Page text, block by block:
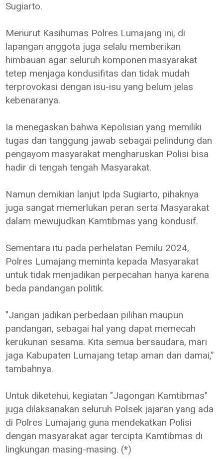
Sugiarto.
Menurut Kasihumas Polres Lumajang ini, di
lapangan anggota juga selalu memberikan
himbauan agar seluruh komponen masyarakat
tetep menjaga kondusifitas dan tidak mudah
terprovokasi dengan isu-isu yang belum jelas
kebenaranya.
Ia menegaskan bahwa Kepolisian yang memiliki
tugas dan tanggung jawab sebagai pelindung dan
pengayom masyarakat mengharuskan Polisi bisa
hadir di tengah tengah Masyarakat.
Namun demikian lanjut Ipda Sugiarto, pihaknya
juga sangat memerlukan peran serta Masyarakat
dalam mewujudkan Kamtibmas yang kondusif.
Sementara itu pada perhelatan Pemilu 2024,
Polres Lumajang meminta kepada Masyarakat
untuk tidak menjadikan perpecahan hanya karena
beda pandangan politik.
"Jangan jadikan perbedaan pilihan maupun
pandangan, sebagai hal yang dapat memecah
kerukunan sesama. Kita semua bersaudara, mari
jaga Kabupaten Lumajang tetap aman dan damai,”
tambahnya.
Untuk diketehui, kegiatan "Jagongan Kamtibmas"
juga dilaksanakan seluruh Polsek jajaran yang ada
di Polres Lumajang guna mendekatkan Polisi
dengan masyarakat agar tercipta Kamtibmas di
lingkungan masing-masing. (*)